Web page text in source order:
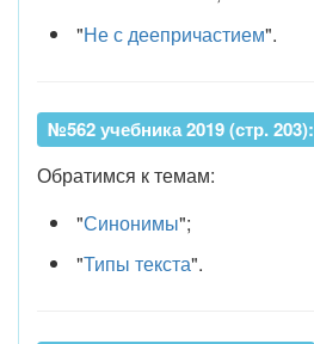
"Не с деепричастием".
№562 учебника 2019 (стр. 203):
Обратимся к темам:
"Синонимы";
"Типы текста".